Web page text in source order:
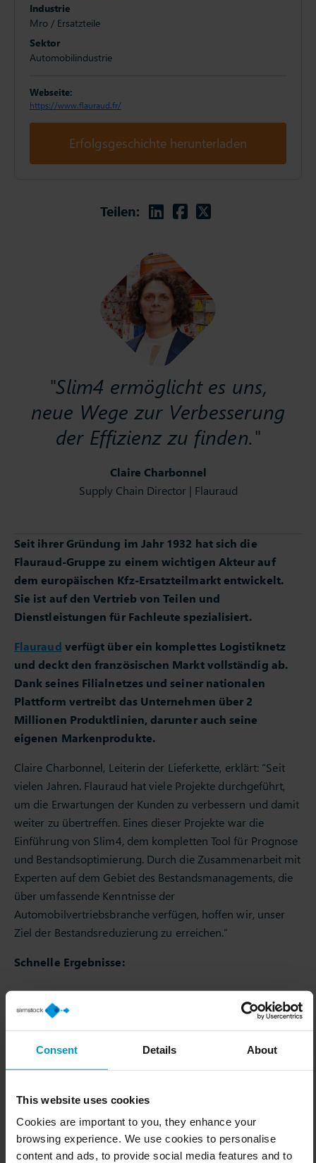
Consent Details About
This website uses cookies
Cookies are important to you, they enhance your
browsing experience. We use cookies to personalise
content and ads, to provide social media features and to
Claire Charbonnel
Supply Chain Director | Flauraud
"Slim4 ermöglicht es uns,
neue Wege zur Verbesserung
der Effizienz zu finden."
Seit ihrer Gründung im Jahr 1932 hat sich die
Flauraud-Gruppe zu einem wichtigen Akteur auf
dem europäischen Kfz-Ersatzteilmarkt entwickelt.
Sie ist auf den Vertrieb von Teilen und
Dienstleistungen für Fachleute spezialisiert.
Flauraud verfügt über ein komplettes Logistiknetz
und deckt den französischen Markt vollständig ab.
Dank seines Filialnetzes und seiner nationalen
Plattform vertreibt das Unternehmen über 2
Millionen Produktlinien, darunter auch seine
eigenen Markenprodukte.
Claire Charbonnel, Leiterin der Lieferkette, erklärt: “Seit
vielen Jahren. Flauraud hat viele Projekte durchgeführt,
um die Erwartungen der Kunden zu verbessern und damit
weiter zu übertreffen. Eines dieser Projekte war die
Einführung von Slim4, dem kompletten Tool für Prognose
und Bestandsoptimierung. Durch die Zusammenarbeit mit
Experten auf dem Gebiet des Bestandsmanagements, die
über umfassende Kenntnisse der
Automobilvertriebsbranche verfügen, hoffen wir, unser
Ziel der Bestandsreduzierung zu erreichen.”
Schnelle Ergebnisse:
Verbesserte Verfügbarkeit von 95 % auf 98 %
bei Schlüssellinien
Reduzierung der Lagerbestände um 1 Million
Flauraud verbessert die
Produktverfügbarkeit
Die Ergebnisse sind unbestreitbar. Flauraud ist nun in der
Industrie
Mro / Ersatzteile
Sektor
Automobilindustrie
Webseite:
https://www.flauraud.fr/
Erfolgsgeschichte herunterladen
Teilen: Linkedin
Facebook
Twitter